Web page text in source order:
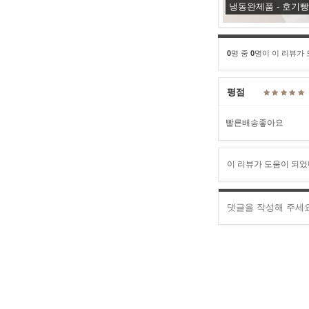
냉동완제품 - 호기빵
0명 중 0명이 이 리뷰가
평점
빨른배송좋아요
이 리뷰가 도움이 되